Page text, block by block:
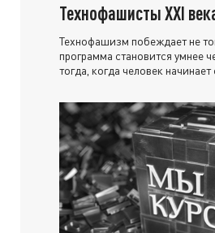
Технофашисты XXI
Технофашизм побеждает не
программа становится умнее
тогда, когда человек